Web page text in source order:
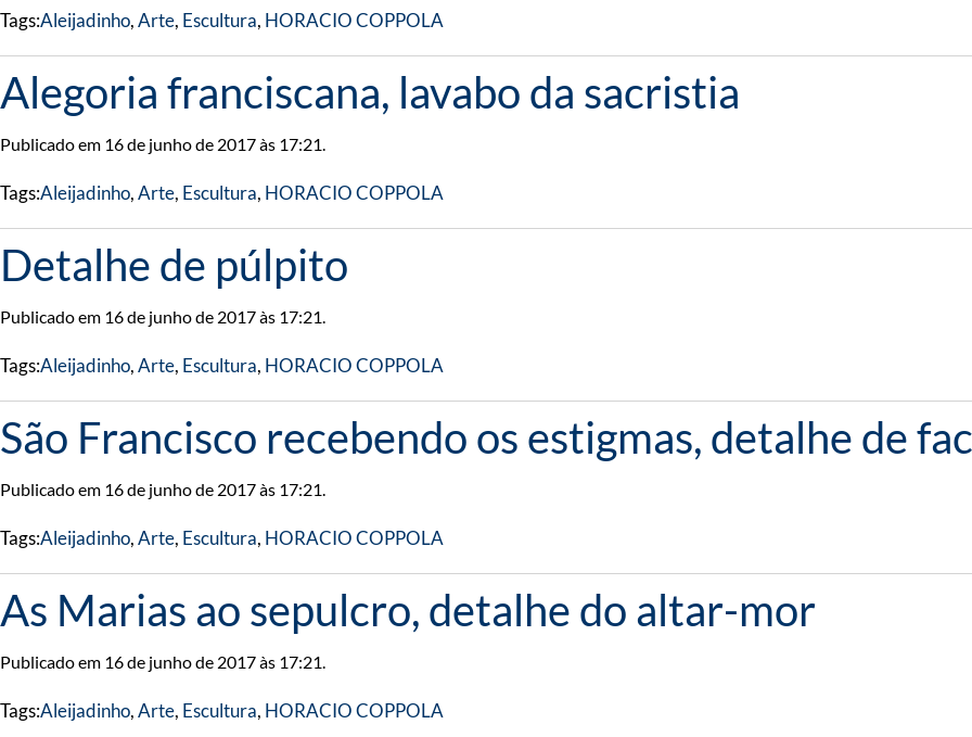
Tags:Aleijadinho,Arte, Escultura, HORACIO COPPOLA
Alegoria franciscana, lavabo da sacristia
Publicado em 16 de junho de 2017 às 17:21.
Tags:Aleijadinho,Arte, Escultura, HORACIO COPPOLA
Detalhe de púlpito
Publicado em 16 de junho de 2017 às 17:21.
Tags:Aleijadinho,Arte, Escultura, HORACIO COPPOLA
São Francisco recebendo os estigmas, detalhe de
Publicado em 16 de junho de 2017 às 17:21.
Tags:Aleijadinho,Arte, Escultura, HORACIO COPPOLA
As Marias ao sepulcro, detalhe do altar-mor
Publicado em 16 de junho de 2017 às 17:21.
Tags:Aleijadinho,Arte, Escultura, HORACIO COPPOLA